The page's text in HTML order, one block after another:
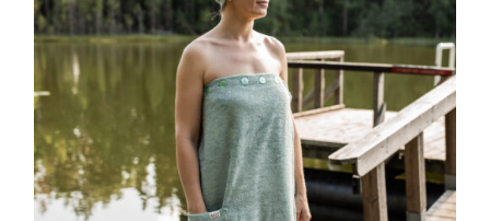
mitu
varianti.
Valikuid
saab
teha
tootelehel.